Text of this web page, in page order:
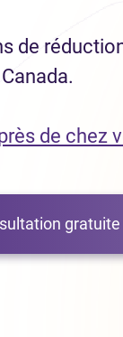
de
de chez
gratuite